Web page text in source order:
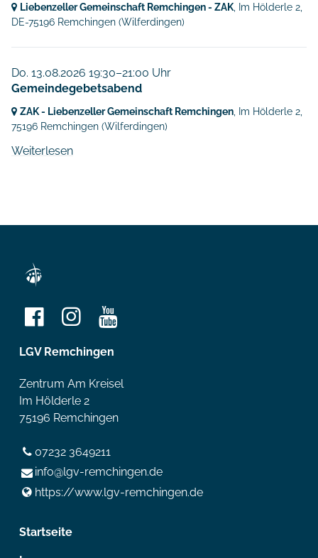
Liebenzeller Gemeinschaft Remchingen - ZAK , Im Hölderle 2,
DE-75196 Remchingen (Wilferdingen)
Do. 13.08.2026 19:30–21:00 Uhr
Gemeindegebetsabend
ZAK - Liebenzeller Gemeinschaft Remchingen , Im Hölderle 2,
75196 Remchingen (Wilferdingen)
Weiterlesen
LGV Remchingen
Zentrum Am Kreisel
Im Hölderle 2
75196 Remchingen
07232 3649211
info@​lgv-remchingen.​de
https://www.​lgv-remchingen.​de
Startseite